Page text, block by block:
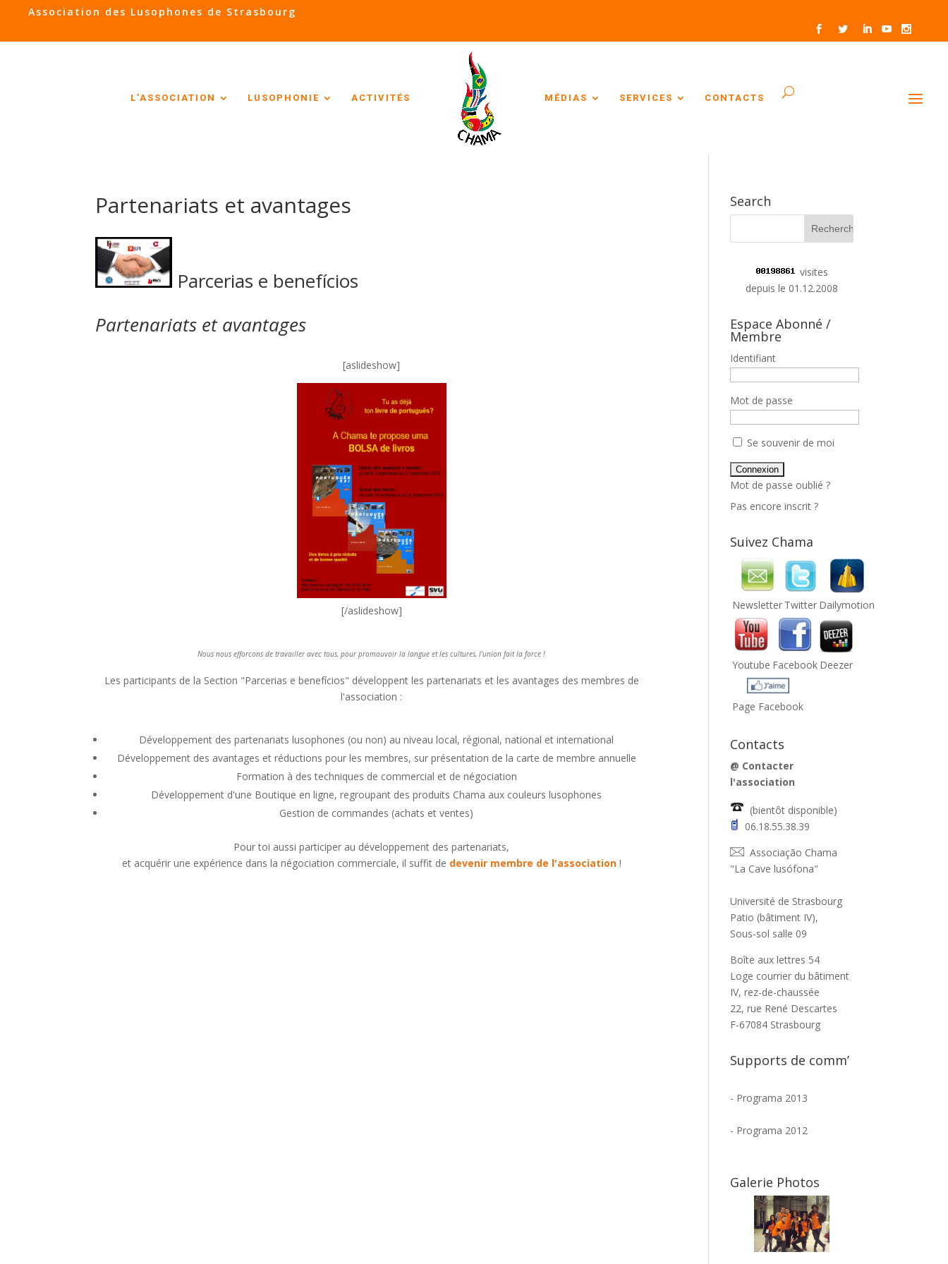
Association des Lusophones de Strasbourg
L’ASSOCIATION LUSOPHONIE ACTIVITÉS MÉDIAS SERVICES CONTACTS
Partenariats et avantages
Parcerias e benefícios
Partenariats et avantages
[aslideshow]
[/aslideshow]
Nous nous efforcons de travailler avec tous, pour promouvoir la langue et les cultures, l'union fait la force !
Les participants de la Section "Parcerias e benefícios" développent les partenariats et les avantages des membres de
l'association :
Développement des partenariats lusophones (ou non) au niveau local, régional, national et international
Développement des avantages et réductions pour les membres, sur présentation de la carte de membre annuelle
Formation à des techniques de commercial et de négociation
Développement d'une Boutique en ligne, regroupant des produits Chama aux couleurs lusophones
Gestion de commandes (achats et ventes)
Pour toi aussi participer au développement des partenariats,
et acquérir une expérience dans la négociation commerciale, il suffit de devenir membre de l'association !
Search
visites
depuis le 01.12.2008
Espace Abonné /
Membre
Identifiant
Mot de passe
Se souvenir de moi
Mot de passe oublié ?
Pas encore inscrit ?
Suivez Chama
Newsletter Twitter Dailymotion
Youtube Facebook Deezer
Page Facebook
Contacts
@ Contacter
l'association
(bientôt disponible)
06.18.55.38.39
Associação Chama
"La Cave lusófona"
Université de Strasbourg
Patio (bâtiment IV),
Sous-sol salle 09
Boîte aux lettres 54
Loge courrier du bâtiment
IV, rez-de-chaussée
22, rue René Descartes
F-67084 Strasbourg
Supports de comm’
- Programa 2013
- Programa 2012
Galerie Photos